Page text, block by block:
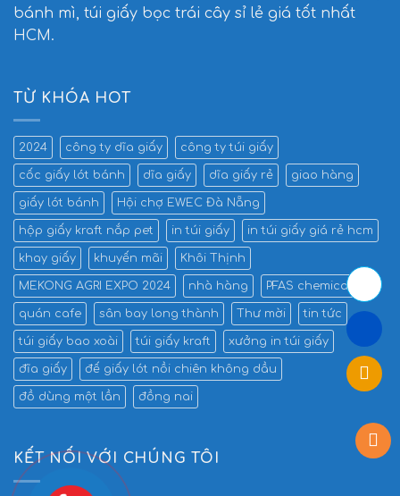
bánh mì, túi giấy bọc trái cây sỉ lẻ giá tốt nhất
HCM.
TỪ KHÓA HOT
2024 công ty dĩa giấy công ty túi giấy
cốc giấy lót bánh dĩa giấy dĩa giấy rẻ giao hàng
giấy lót bánh Hội chợ EWEC Đà Nẵng
hộp giấy kraft nắp pet in túi giấy in túi giấy giá rẻ hcm
khay giấy khuyến mãi Khôi Thịnh
MEKONG AGRI EXPO 2024 nhà hàng PFAS chemicals
quán cafe sân bay long thành Thư mời tin tức
túi giấy bao xoài túi giấy kraft xưởng in túi giấy
đĩa giấy đế giấy lót nồi chiên không dầu
đồ dùng một lần đồng nai
KẾT NỐI VỚI CHÚNG TÔI